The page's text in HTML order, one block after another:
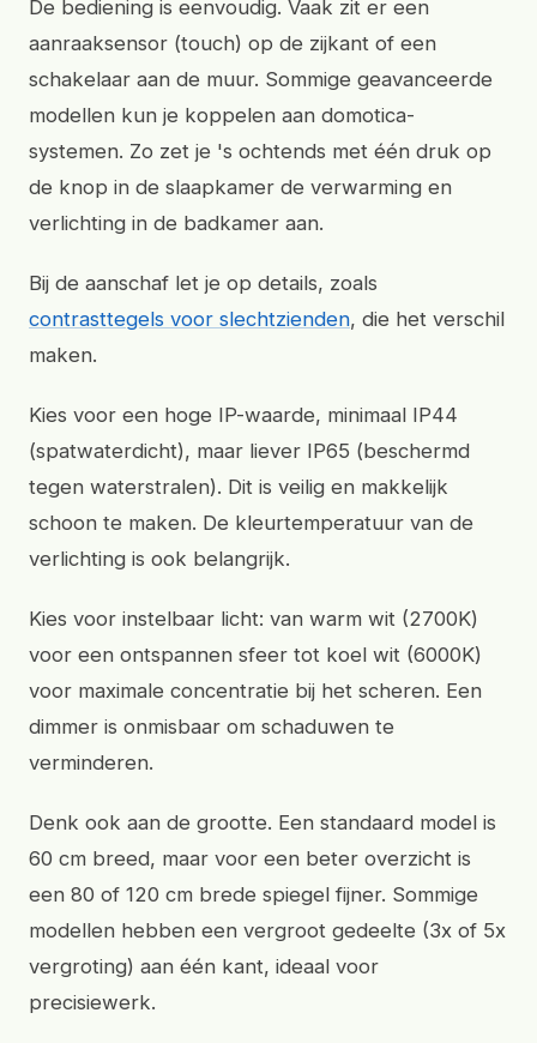
De bediening is eenvoudig. Vaak zit er een
aanraaksensor (touch) op de zijkant of een
schakelaar aan de muur. Sommige geavanceerde
modellen kun je koppelen aan domotica-
systemen. Zo zet je 's ochtends met één druk op
de knop in de slaapkamer de verwarming en
verlichting in de badkamer aan.
Bij de aanschaf let je op details, zoals
contrasttegels voor slechtzienden, die het verschil
maken.
Kies voor een hoge IP-waarde, minimaal IP44
(spatwaterdicht), maar liever IP65 (beschermd
tegen waterstralen). Dit is veilig en makkelijk
schoon te maken. De kleurtemperatuur van de
verlichting is ook belangrijk.
Kies voor instelbaar licht: van warm wit (2700K)
voor een ontspannen sfeer tot koel wit (6000K)
voor maximale concentratie bij het scheren. Een
dimmer is onmisbaar om schaduwen te
verminderen.
Denk ook aan de grootte. Een standaard model is
60 cm breed, maar voor een beter overzicht is
een 80 of 120 cm brede spiegel fijner. Sommige
modellen hebben een vergroot gedeelte (3x of 5x
vergroting) aan één kant, ideaal voor
precisiewerk.